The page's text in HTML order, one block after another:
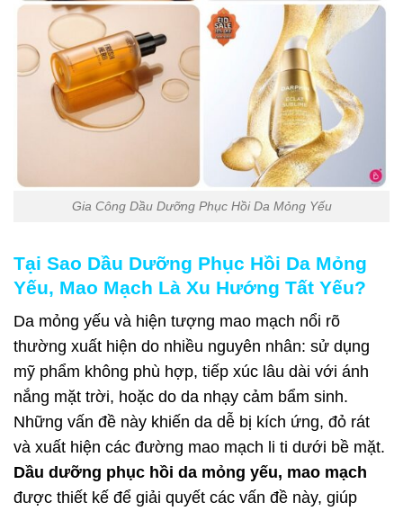
Gia Công Dầu Dưỡng Phục Hồi Da Mỏng Yếu
Tại Sao Dầu Dưỡng Phục Hồi Da Mỏng
Yếu, Mao Mạch Là Xu Hướng Tất Yếu?
Da mỏng yếu và hiện tượng mao mạch nổi rõ
thường xuất hiện do nhiều nguyên nhân: sử dụng
mỹ phẩm không phù hợp, tiếp xúc lâu dài với ánh
nắng mặt trời, hoặc do da nhạy cảm bẩm sinh.
Những vấn đề này khiến da dễ bị kích ứng, đỏ rát
và xuất hiện các đường mao mạch li ti dưới bề mặt.
Dầu dưỡng phục hồi da mỏng yếu, mao mạch
được thiết kế để giải quyết các vấn đề này, giúp